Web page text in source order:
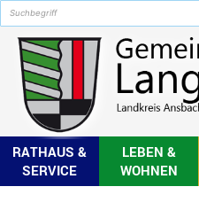
RATHAUS &
SERVICE
LEBEN &
WOHNEN